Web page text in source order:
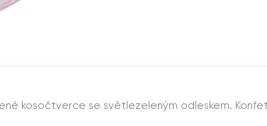
kosočtverce se světlezeleným odleskem.